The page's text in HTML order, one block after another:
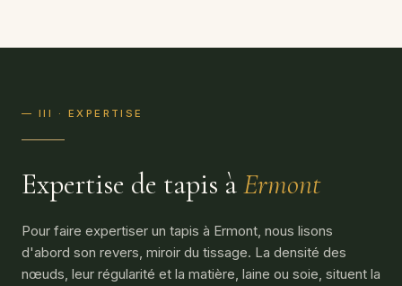
— III · EXPERTISE
Expertise de tapis àErmont
Pour faire expertiser un tapis à Ermont, nous lisons
d'abord son revers, miroir du tissage. La densité des
nœuds, leur régularité et la matière, laine ou soie, situent la